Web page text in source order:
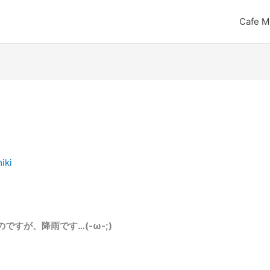
Cafe
ですが、降雨です…(-ω-;)